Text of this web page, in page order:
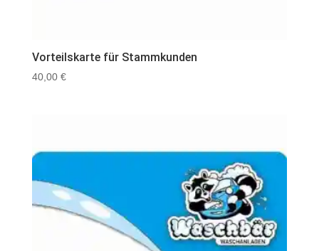
Vorteilskarte für Stammkunden
40,00 €